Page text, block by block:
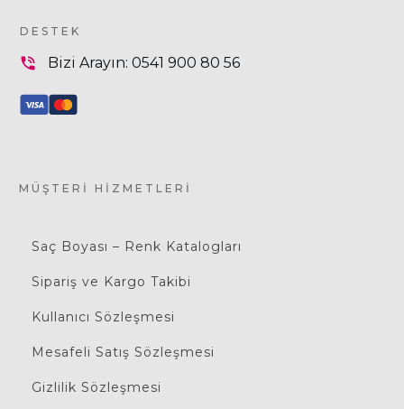
DESTEK
Bizi Arayın: 0541 900 80 56
MÜŞTERI HIZMETLERI
Saç Boyası – Renk Katalogları
Sipariş ve Kargo Takibi
Kullanıcı Sözleşmesi
Mesafeli Satış Sözleşmesi
Gizlilik Sözleşmesi